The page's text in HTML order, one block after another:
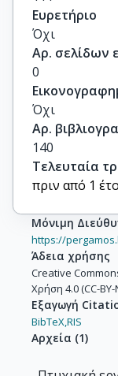
Ευρετήριο
Όχι
Αρ. σελίδων
0
Όχι
Αρ.
140
Τελευταία
πριν από 1
Μόνιμη
https://
Άδεια χρήσης
Creative
Χρήση 4.0 (CC-BY-
Εξαγωγή
BibTeX,RIS
Αρχεία (1)